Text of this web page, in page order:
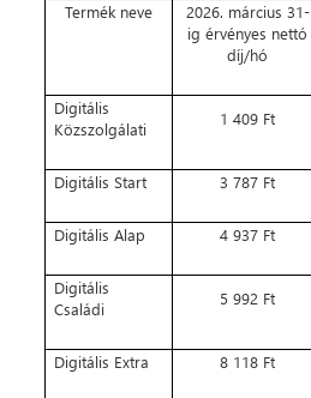
Termék neve
2026. március 31-
ig érvényes nettó
díj/hó
Digitális
Közszolgálati
1 409 Ft
Digitális Start 3 787 Ft
Digitális Alap 4 937 Ft
Digitális
Családi
5 992 Ft
Digitális Extra 8 118 Ft